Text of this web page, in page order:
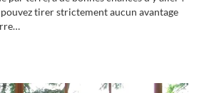
pouvez tirer strictement aucun avantage